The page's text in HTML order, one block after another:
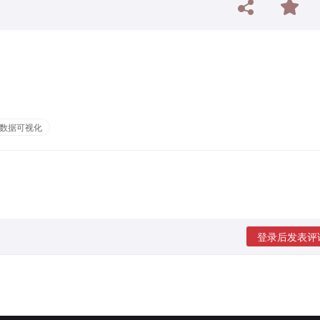
数据可视化
登录后发表评